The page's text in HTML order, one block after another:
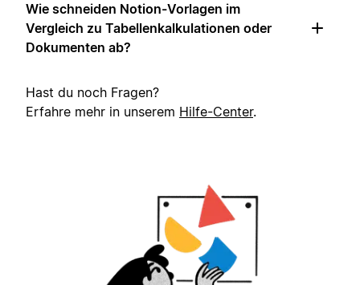
Wie schneiden Notion-Vorlagen im
Vergleich zu Tabellenkalkulationen oder
Dokumenten ab?
Hast du noch Fragen?
Erfahre mehr in unserem Hilfe-Center.